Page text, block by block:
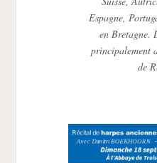
Espagne,
en Bretagne.
principalement
de